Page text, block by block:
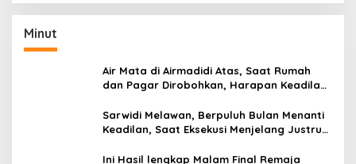
Minut
Air Mata di Airmadidi Atas, Saat Rumah
dan Pagar Dirobohkan, Harapan Keadilan
Sarwidi Melawan, Berpuluh Bulan Menanti
Keadilan, Saat Eksekusi Menjelang Justru
Ini Hasil lengkap Malam Final Remaja